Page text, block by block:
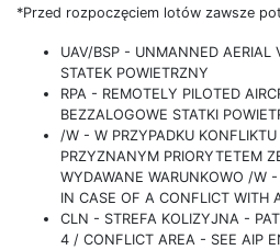
*Przed rozpoczęciem lotów zawsze
UAV/BSP - UNMANNED AERIAL
STATEK POWIETRZNY
RPA - REMOTELY PILOTED
BEZZALOGOWE STATKI
/W - W PRZYPADKU
PRZYZNANYM PRIORYTETEM
WYDAWANE WARUNKOWO /W
IN CASE OF A CONFLICT WITH
CLN - STREFA KOLIZYJNA -
4 / CONFLICT AREA - SEE AIP